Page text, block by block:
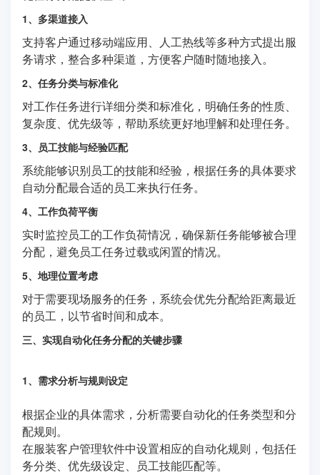
1、多渠道接入
支持客户通过移动端应用、人工热线等多种方式提出服
务请求，整合多种渠道，方便客户随时随地接入。
2、任务分类与标准化
对工作任务进行详细分类和标准化，明确任务的性质、
复杂度、优先级等，帮助系统更好地理解和处理任务。
3、员工技能与经验匹配
系统能够识别员工的技能和经验，根据任务的具体要求
自动分配最合适的员工来执行任务。
4、工作负荷平衡
实时监控员工的工作负荷情况，确保新任务能够被合理
分配，避免员工任务过载或闲置的情况。
5、地理位置考虑
对于需要现场服务的任务，系统会优先分配给距离最近
的员工，以节省时间和成本。
三、实现自动化任务分配的关键步骤
1、需求分析与规则设定
根据企业的具体需求，分析需要自动化的任务类型和分
配规则。
在服装客户管理软件中设置相应的自动化规则，包括任
务分类、优先级设定、员工技能匹配等。